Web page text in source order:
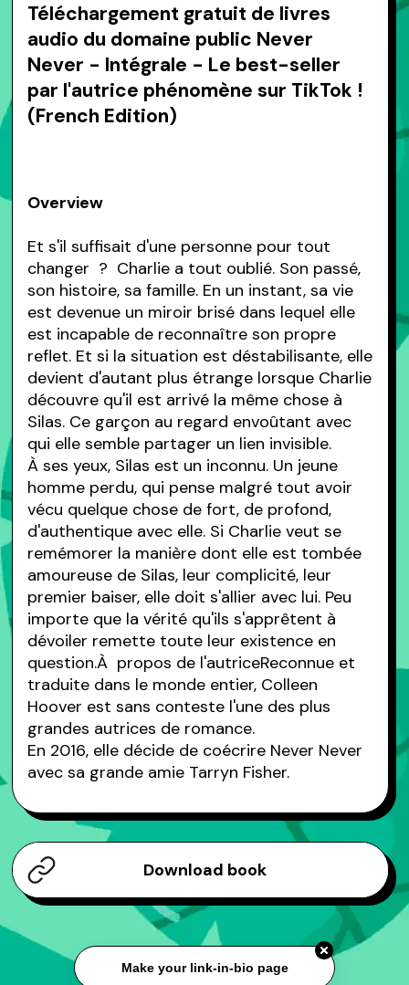
Téléchargement gratuit de livres
audio du domaine public Never
Never - Intégrale - Le best-seller
par l'autrice phénomène sur TikTok !
(French Edition)
Overview
Et s'il suffisait d'une personne pour tout
changer ? Charlie a tout oublié. Son passé,
son histoire, sa famille. En un instant, sa vie
est devenue un miroir brisé dans lequel elle
est incapable de reconnaître son propre
reflet. Et si la situation est déstabilisante, elle
devient d'autant plus étrange lorsque Charlie
découvre qu'il est arrivé la même chose à
Silas. Ce garçon au regard envoûtant avec
qui elle semble partager un lien invisible.
À ses yeux, Silas est un inconnu. Un jeune
homme perdu, qui pense malgré tout avoir
vécu quelque chose de fort, de profond,
d'authentique avec elle. Si Charlie veut se
remémorer la manière dont elle est tombée
amoureuse de Silas, leur complicité, leur
premier baiser, elle doit s'allier avec lui. Peu
importe que la vérité qu'ils s'apprêtent à
dévoiler remette toute leur existence en
question.À propos de l'autriceReconnue et
traduite dans le monde entier, Colleen
Hoover est sans conteste l'une des plus
grandes autrices de romance.
En 2016, elle décide de coécrire Never Never
avec sa grande amie Tarryn Fisher.
Download book
Make your link-in-bio page